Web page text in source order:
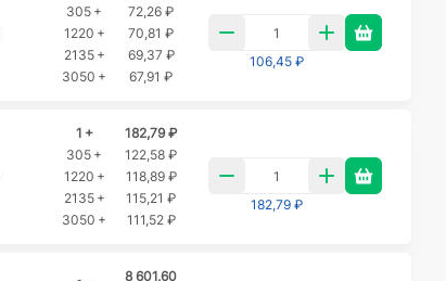
305 +
72,26 ₽
1220 +
70,81 ₽
2135 +
69,37 ₽
3050 +
67,91 ₽
106,45 ₽
1 +
182,79 ₽
305 +
122,58 ₽
1220 +
118,89 ₽
2135 +
115,21 ₽
3050 +
111,52 ₽
182,79 ₽
8 601,60